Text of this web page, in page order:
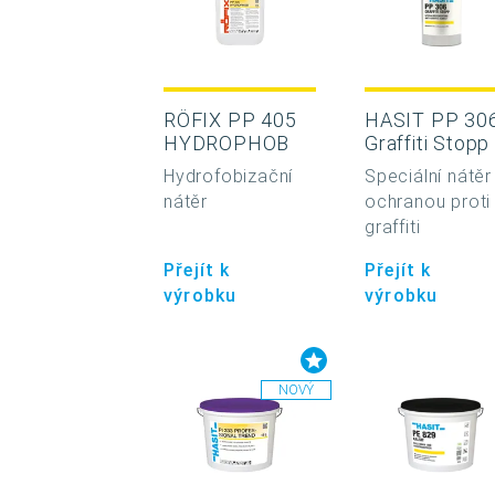
RÖFIX PP 405
HYDROPHOB
Hydrofobizační
nátěr
Přejít k
výrobku
HASIT PP
Graffiti Stopp
Speciální
ochranou proti
graffiti
Přejít k
výrobku
NOVÝ